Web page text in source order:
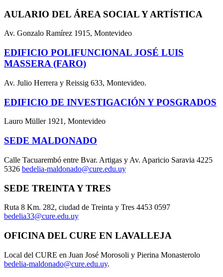
AULARIO DEL ÁREA SOCIAL Y ARTÍSTICA
Av. Gonzalo Ramírez 1915, Montevideo
EDIFICIO POLIFUNCIONAL JOSÉ LUIS
MASSERA (FARO)
Av. Julio Herrera y Reissig 633, Montevideo.
EDIFICIO DE INVESTIGACIÓN Y POSGRADOS
Lauro Müller 1921, Montevideo
SEDE MALDONADO
Calle Tacuarembó entre Bvar. Artigas y Av. Aparicio Saravia 4225
5326 bedelia-maldonado@cure.edu.uy
SEDE TREINTA Y TRES
Ruta 8 Km. 282, ciudad de Treinta y Tres 4453 0597
bedelia33@cure.edu.uy
OFICINA DEL CURE EN LAVALLEJA
Local del CURE en Juan José Morosoli y Pierina Monasterolo
bedelia-maldonado@cure.edu.uy.